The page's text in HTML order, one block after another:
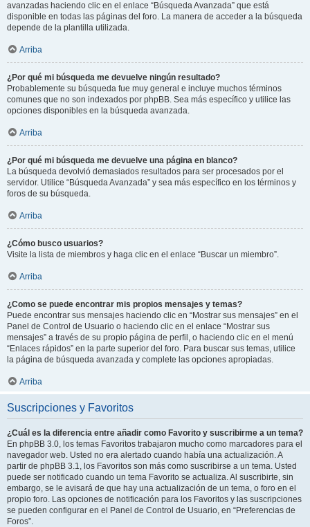
avanzadas haciendo clic en el enlace “Búsqueda Avanzada” que está
disponible en todas las páginas del foro. La manera de acceder a la búsqueda
depende de la plantilla utilizada.
Arriba
¿Por qué mi búsqueda me devuelve ningún resultado?
Probablemente su búsqueda fue muy general e incluye muchos términos
comunes que no son indexados por phpBB. Sea más específico y utilice las
opciones disponibles en la búsqueda avanzada.
Arriba
¿Por qué mi búsqueda me devuelve una página en blanco?
La búsqueda devolvió demasiados resultados para ser procesados por el
servidor. Utilice “Búsqueda Avanzada” y sea más específico en los términos y
foros de su búsqueda.
Arriba
¿Cómo busco usuarios?
Visite la lista de miembros y haga clic en el enlace “Buscar un miembro”.
Arriba
¿Como se puede encontrar mis propios mensajes y temas?
Puede encontrar sus mensajes haciendo clic en “Mostrar sus mensajes” en el
Panel de Control de Usuario o haciendo clic en el enlace “Mostrar sus
mensajes” a través de su propio página de perfil, o haciendo clic en el menú
“Enlaces rápidos” en la parte superior del foro. Para buscar sus temas, utilice
la página de búsqueda avanzada y complete las opciones apropiadas.
Arriba
Suscripciones y Favoritos
¿Cuál es la diferencia entre añadir como Favorito y suscribirme a un tema?
En phpBB 3.0, los temas Favoritos trabajaron mucho como marcadores para el
navegador web. Usted no era alertado cuando había una actualización. A
partir de phpBB 3.1, los Favoritos son más como suscribirse a un tema. Usted
puede ser notificado cuando un tema Favorito se actualiza. Al suscribirte, sin
embargo, se le avisará de que hay una actualización de un tema, o foro en el
propio foro. Las opciones de notificación para los Favoritos y las suscripciones
se pueden configurar en el Panel de Control de Usuario, en “Preferencias de
Foros”.